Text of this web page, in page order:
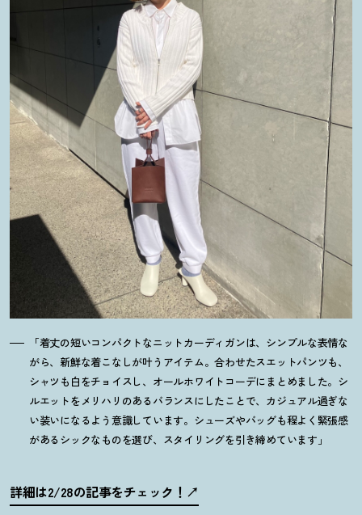
「着丈の短いコンパクトなニットカーディガンは、シンプルな表情な
がら、新鮮な着こなしが叶うアイテム。合わせたスエットパンツも、
シャツも白をチョイスし、オールホワイトコーデにまとめました。シ
ルエットをメリハリのあるバランスにしたことで、カジュアル過ぎな
い装いになるよう意識しています。シューズやバッグも程よく緊張感
があるシックなものを選び、スタイリングを引き締めています」
詳細は2/28の記事をチェック ！